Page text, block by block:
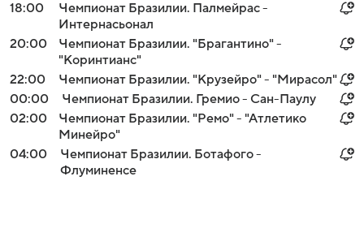
18:00
Чемпионат Бразилии. Палмейрас -
Интернасьонал
20:00
Чемпионат Бразилии. "Брагантино" -
"Коринтианс"
22:00
Чемпионат Бразилии. "Крузейро" - "Мирасол"
00:00
Чемпионат Бразилии. Гремио - Сан-Паулу
02:00
Чемпионат Бразилии. "Ремо" - "Атлетико
Минейро"
04:00
Чемпионат Бразилии. Ботафого -
Флуминенсе